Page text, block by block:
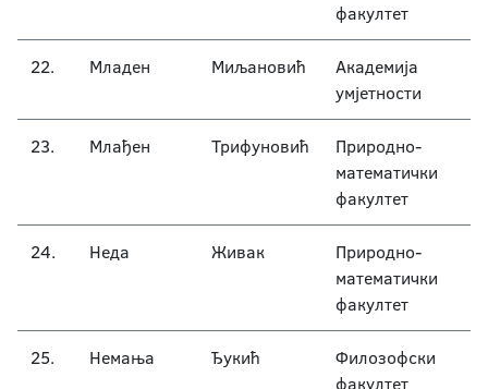
факултет
22. Младен Миљановић
Академија
умјетности
23. Млађен Трифуновић
Природно-
математички
факултет
24. Неда Живак
Природно-
математички
факултет
25. Немања Ђукић
Филозофски
факултет